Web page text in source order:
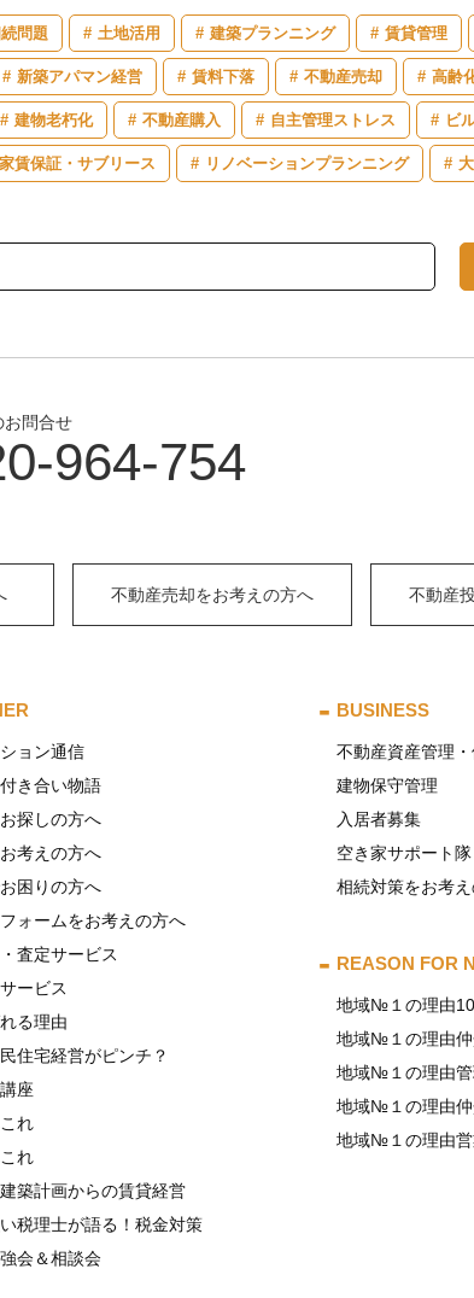
問題 土地活用 建築プランニング 賃貸管理
新築アパマン経営 賃料下落 不動産売却 高齢
建物老朽化 不動産購入 自主管理ストレス ビ
家賃保証・サブリース リノベーションプランニング
お問合せ
964-754
不動産売却をお考えの方へ 不動産
ョン通信
き合い物語
探しの方へ
考えの方へ
困りの方へ
ォームをお考えの方へ
査定サービス
ービス
る理由
住宅経営がピンチ？
座
れ
れ
築計画からの賃貸経営
税理士が語る！税金対策
会＆相談会
BUSINESS
不動産資産管理
建物保守管理
入居者募集
空き家サポート隊
相続対策をお考
REASON FOR
地域№１の理由
地域№１の理由
地域№１の理由
地域№１の理由仲
地域№１の理由営